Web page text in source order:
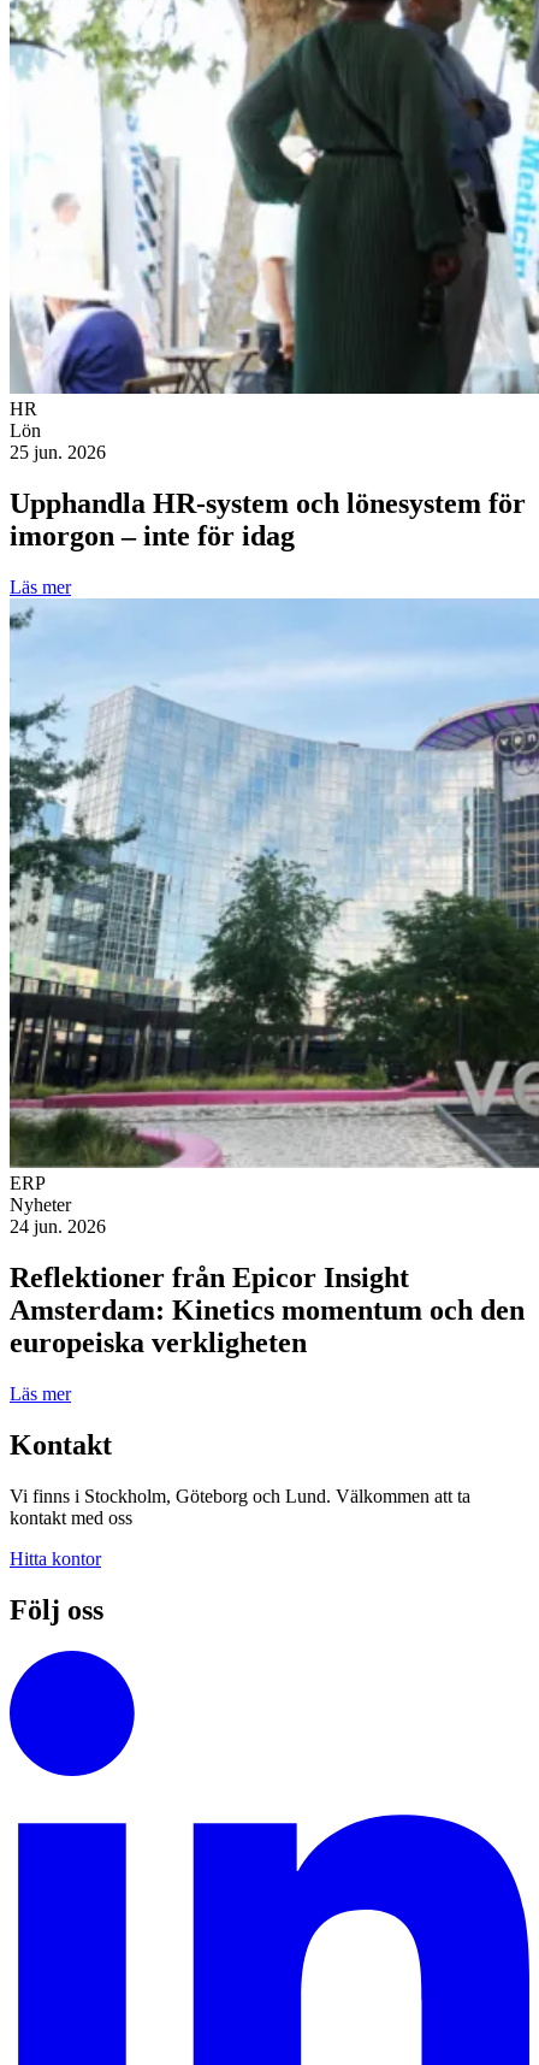
HR
Lön
25 jun. 2026
Upphandla HR-system och lönesystem för
imorgon – inte för idag
Läs mer
ERP
Nyheter
24 jun. 2026
Reflektioner från Epicor Insight
Amsterdam: Kinetics momentum och den
europeiska verkligheten
Läs mer
Kontakt
Vi finns i Stockholm, Göteborg och Lund. Välkommen att ta
kontakt med oss
Hitta kontor
Följ oss